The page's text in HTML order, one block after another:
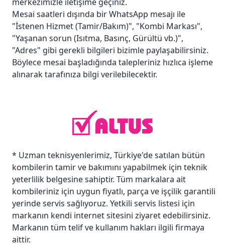
Mesai saatleri dışında bir WhatsApp mesajı ile
"İstenen Hizmet (Tamir/Bakım)", "Kombi Markası",
"Yaşanan sorun (Isıtma, Basınç, Gürültü vb.)",
"Adres" gibi gerekli bilgileri bizimle paylaşabilirsiniz.
Böylece mesai başladığında talepleriniz hızlıca işleme
alınarak tarafınıza bilgi verilebilecektir.
* Uzman teknisyenlerimiz, Türkiye'de satılan bütün
kombilerin tamir ve bakımını yapabilmek için teknik
yeterlilik belgesine sahiptir. Tüm markalara ait
kombileriniz için uygun fiyatlı, parça ve işçilik garantili
yerinde servis sağlıyoruz. Yetkili servis listesi için
markanın kendi internet sitesini ziyaret edebilirsiniz.
Markanın tüm telif ve kullanım hakları ilgili firmaya
aittir.